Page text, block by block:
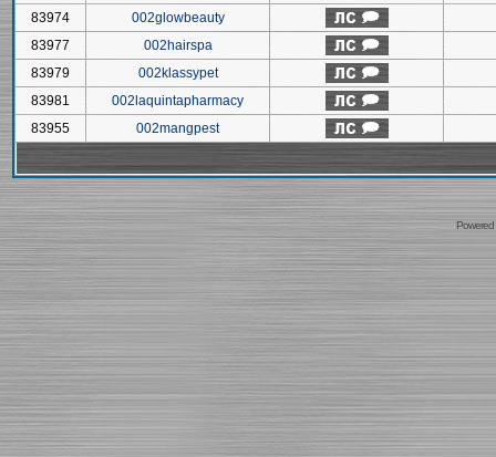
83974
002glowbeauty
83977
002hairspa
83979
002klassypet
83981
002laquintapharmacy
83955
002mangpest